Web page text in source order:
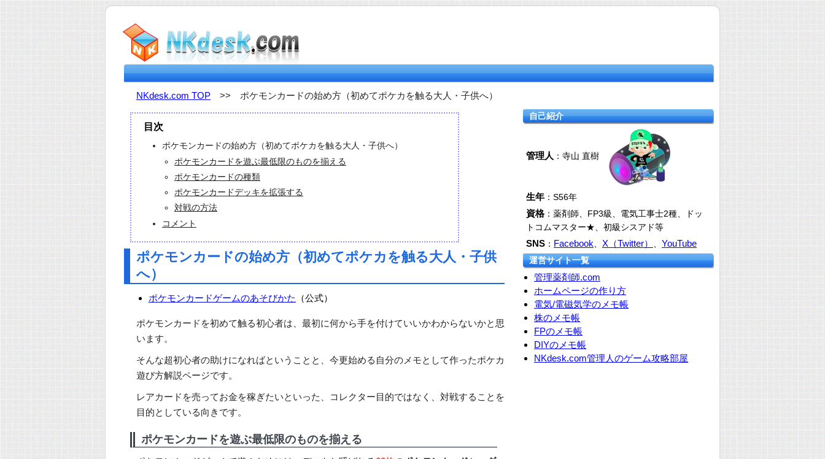
NKdesk.com TOP >> ポケモンカードの始め方（初めてポケカを触る大人・子供へ）
目次
ポケモンカードの始め方（初めてポケカを触る大人・子供へ）
ポケモンカードを遊ぶ最低限のものを揃える
ポケモンカードの種類
ポケモンカードデッキを拡張する
対戦の方法
コメント
ポケモンカードの始め方（初めてポケカを触る大人・子供
へ）
ポケモンカードゲームのあそびかた （公式）
ポケモンカードを初めて触る初心者は、最初に何から手を付けていいかわからないかと思
います。
そんな超初心者の助けになればということと、今更始める自分のメモとして作ったポケカ
遊び方解説ページです。
レアカードを売ってお金を稼ぎたいといった、コレクター目的ではなく、対戦することを
目的としている向きです。
ポケモンカードを遊ぶ最低限のものを揃える
自己紹介
管理人 ：寺山 直樹
生年 ：S56年
資格：薬剤師、FP3級、電気工事士2種、ドッ
トコムマスター★、初級シスアド等
SNS ： Facebook X（Twitter） YouTube
運営サイト一覧
管理薬剤師.com
ホームページの作り方
電気/電磁気学のメモ帳
株のメモ帳
FPのメモ帳
DIYのメモ帳
NKdesk.com管理人のゲーム攻略部屋